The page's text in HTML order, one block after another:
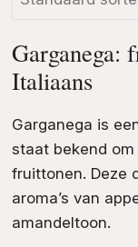
Garganega:
Italiaans
Garganega is
staat bekend
fruittonen. Deze
aroma’s van
amandeltoon.